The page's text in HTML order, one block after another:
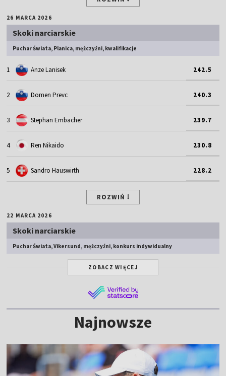
26 MARCA 2026
Skoki narciarskie
Puchar Świata, Planica, mężczyźni, kwalifikacje
1 Anze Lanisek 242.5
2 Domen Prevc 240.3
3 Stephan Embacher 239.7
4 Ren Nikaido 230.8
5 Sandro Hauswirth 228.2
ROZWIŃ
22 MARCA 2026
Skoki narciarskie
Puchar Świata, Vikersund, mężczyźni, konkurs indywidualny
ZOBACZ WIĘCEJ
Najnowsze